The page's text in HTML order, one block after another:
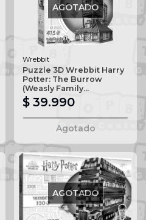
AGOTADO
Wrebbit
Puzzle 3D Wrebbit Harry
Potter: The Burrow
(Weasly Family...
$ 39.990
Agotado
AGOTADO